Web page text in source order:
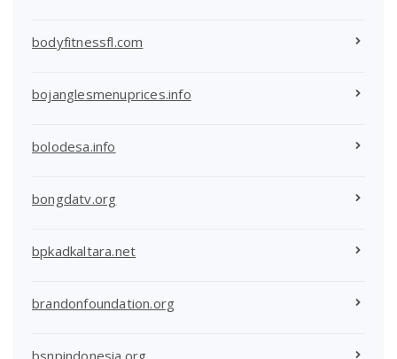
bodyfitnessfl.com
bojanglesmenuprices.info
bolodesa.info
bongdatv.org
bpkadkaltara.net
brandonfoundation.org
bsnpindonesia.org